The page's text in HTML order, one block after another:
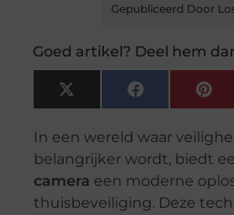
Gepubliceerd Door
Goed artikel? Deel hem
X
(Twitter)
Facebook
In een wereld waar
belangrijker wordt, biedt
camera een moderne
thuisbeveiliging. Deze